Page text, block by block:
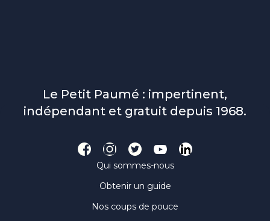
Le Petit Paumé : impertinent,
indépendant et gratuit depuis 1968.
Qui sommes-nous
Obtenir un guide
Nos coups de pouce